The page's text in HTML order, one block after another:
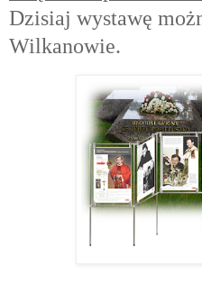
Dzisiaj wystawę
Wilkanowie.